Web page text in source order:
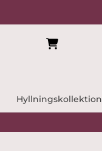
Hyllningskollektion